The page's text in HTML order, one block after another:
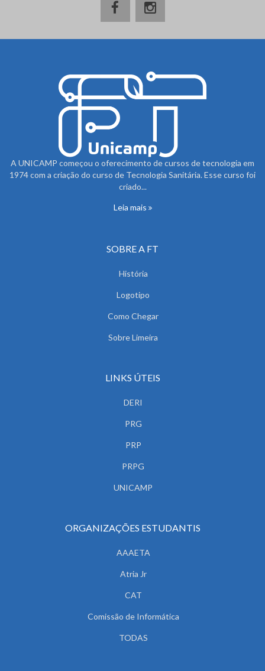
A UNICAMP começou o oferecimento de cursos de tecnologia em
1974 com a criação do curso de Tecnologia Sanitária. Esse curso foi
criado...
Leia mais
SOBRE A FT
História
Logotipo
Como Chegar
Sobre Limeira
LINKS ÚTEIS
DERI
PRG
PRP
PRPG
UNICAMP
ORGANIZAÇÕES ESTUDANTIS
AAAETA
Atria Jr
CAT
Comissão de Informática
TODAS